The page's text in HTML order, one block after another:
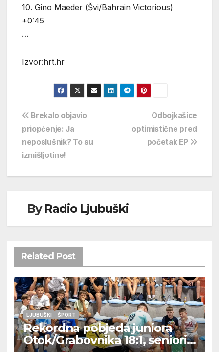
10. Gino Maeder (Švi/Bahrain Victorious)
+0:45
…
Izvor:hrt.hr
Navigacija
objava
Odbojkašice
optimistične pred
početak EP
Brekalo objavio
priopćenje: Ja
neposlušnik? To su
izmišljotine!
ByRadio Ljubuški
Related Post
LJUBUŠKI ŠPORT
Rekordna pobjeda juniora
Otok/Grabovnika 18:1, seniori